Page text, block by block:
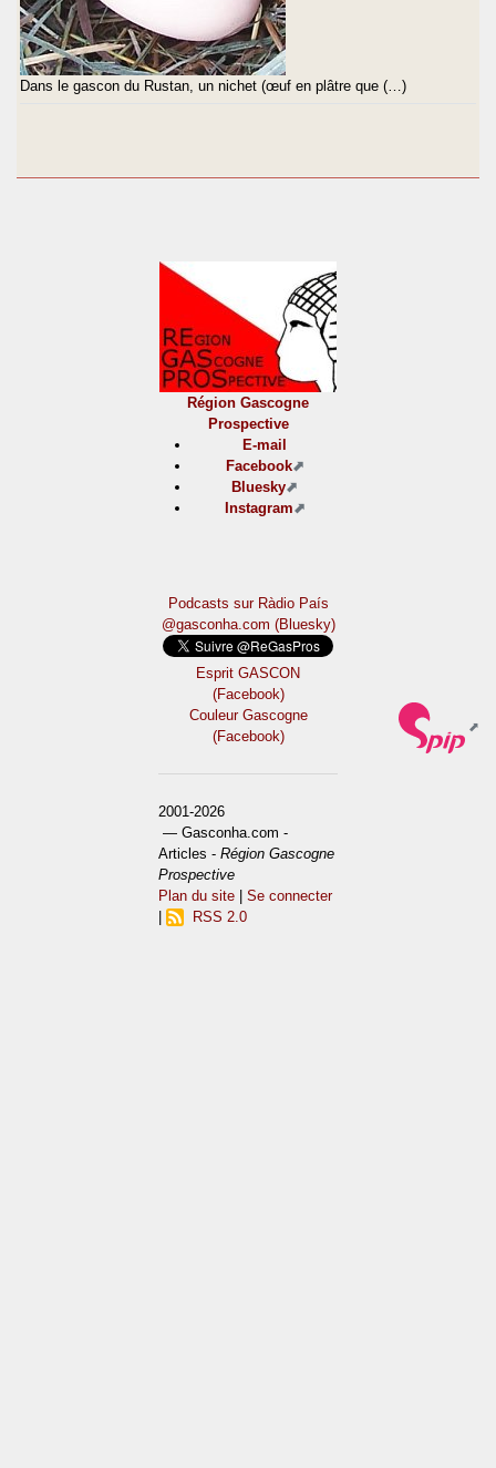
Dans le gascon du Rustan, un nichet (œuf en plâtre que (…)
Région Gascogne
Prospective
E-mail
Facebook
Bluesky
Instagram
Podcasts sur Ràdio País
@gasconha.com (Bluesky)
Esprit GASCON
(Facebook)
Couleur Gascogne
(Facebook)
2001-2026
— Gasconha.com -
Articles -Région Gascogne
Prospective
Plan du site |Se connecter
RSS 2.0